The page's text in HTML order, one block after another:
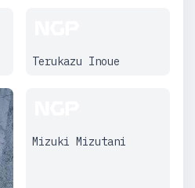
Terukazu Inoue
Mizuki Mizutani